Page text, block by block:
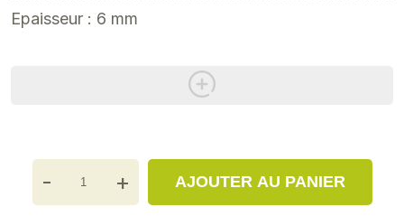
Epaisseur : 6 mm
- + AJOUTER AU PANIER